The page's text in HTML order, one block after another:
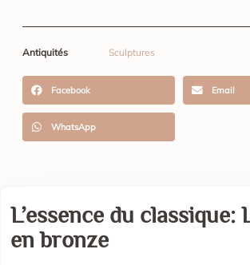
Antiquités Sculptures
Facebook Email
WhatsApp
L’essence du classique:
en bronze